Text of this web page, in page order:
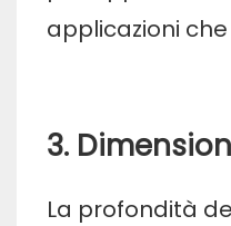
applicazioni
3.
La profondità